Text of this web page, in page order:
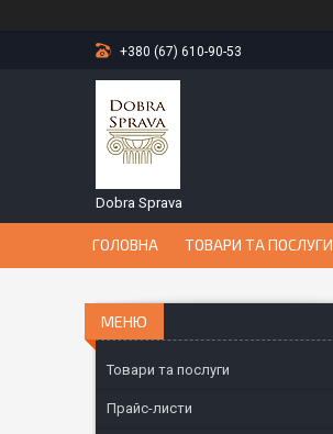
+380 (67) 610-90-53
Dobra Sprava
ГОЛОВНА ТОВАРИ ТА ПОСЛУГИ
Товари та послуги
Прайс-листи